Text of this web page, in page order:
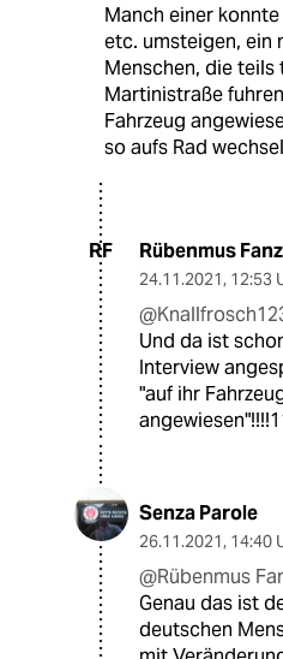
Manch einer
etc. umsteigen, ein
Menschen, die
Martinistraße
Fahrzeug
so aufs Rad
RF Rübenmus
24.11.2021, 12:53
Und da ist
Interview
"auf ihr
Senza Parole
26.11.2021, 14:40
@Rübenmus
Genau das ist
deutschen